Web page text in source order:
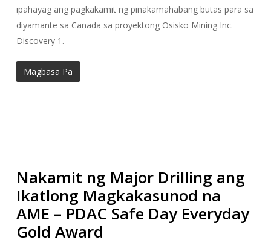
ipahayag ang pagkakamit ng pinakamahabang butas para sa
diyamante sa Canada sa proyektong Osisko Mining Inc.
Discovery 1.
Magbasa Pa
Nakamit ng Major Drilling ang
Ikatlong Magkakasunod na
AME – PDAC Safe Day Everyday
Gold Award